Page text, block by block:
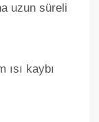
uzun süreli
ısı kaybı